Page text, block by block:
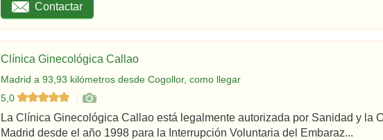
Contactar
Clínica Ginecológica Callao
Madrid a 93,93 kilómetros desde Cogollor, como llegar
5,0
La Clínica Ginecológica Callao está legalmente autorizada por Sanidad y la
Madrid desde el año 1998 para la Interrupción Voluntaria del Embaraz...